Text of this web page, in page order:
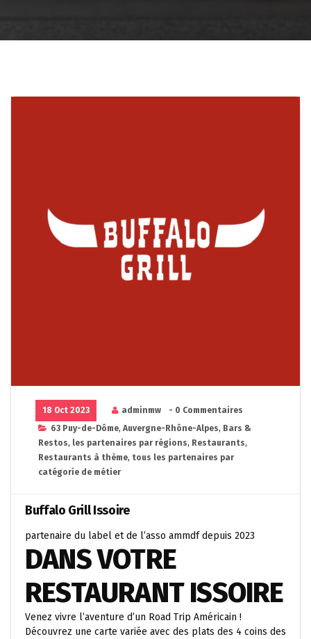
18 Oct 2023 adminmw
- 0 Commentaires
63 Puy-de-Dôme, Auvergne-Rhône-Alpes, Bars &
Restos, les partenaires par régions, Restaurants,
Restaurants à thème, tous les partenaires par
catégorie de métier
Buffalo Grill Issoire
partenaire du label et de l’asso ammdf depuis 2023
DANS VOTRE
RESTAURANT ISSOIRE
Venez vivre l’aventure d’un Road Trip Américain !
Découvrez une carte variée avec des plats des 4 coins des